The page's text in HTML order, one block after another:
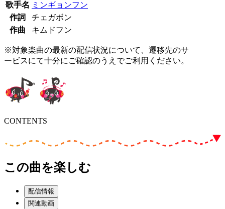
歌手名 ミンギョンフン
作詞
チェガボン
作曲
キムドフン
※対象楽曲の最新の配信状況について、遷移先のサ
ービスにて十分にご確認のうえでご利用ください。
CONTENTS
この曲を楽しむ
配信情報
関連動画